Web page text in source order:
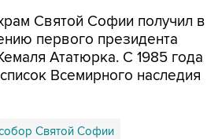
Ататюрка. С 1985 года
Всемирного наследия